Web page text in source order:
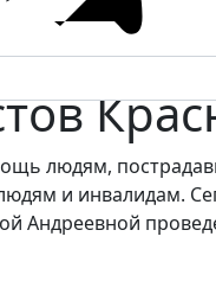
людям,
и инвалидам.
Андреевной